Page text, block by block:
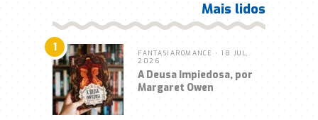
Mais lidos
1 FANTASIAROMANCE • 18 JUL,
2026
A Deusa Impiedosa, por
Margaret Owen